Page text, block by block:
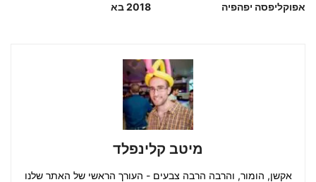
2018 בא
אפוקליפסה יפהפיה
מיטב קלינפלד
אקשן, הומור, והרבה הרבה צבעים - העורך הראשי של האתר שלנו